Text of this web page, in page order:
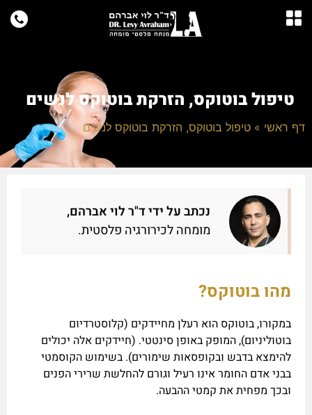
טיפול בוטוקס, הזרקת בוטוקס לנשים
דף ראשי » טיפול בוטוקס, הזרקת בוטוקס לנשים
נכתב על ידי ד"ר לוי אברהם,
מומחה לכירורגיה פלסטית.
מהו בוטוקס?
במקורו, בוטוקס הוא רעלן מחיידקים (קלוסטרדיום
בוטוליניום), המופק באופן סינטטי. (חיידקים אלה יכולים
להימצא בדבש ובקופסאות שימורים). בשימוש הקוסמטי
בבני אדם החומר אינו רעיל וגורם להחלשת שרירי הפנים
ובכך מפחית את קמטי ההבעה.